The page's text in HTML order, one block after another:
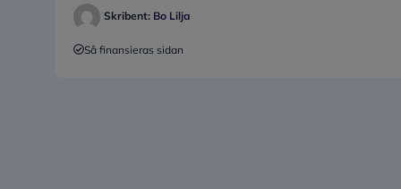
Skribent: Bo Lilja
Så finansieras sidan